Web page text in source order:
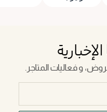
و فعاليات المتاجر.